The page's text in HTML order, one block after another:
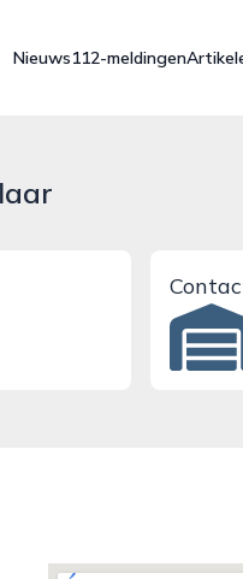
Nieuws112-meldingen